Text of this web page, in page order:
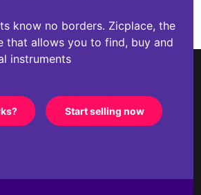
know no borders. Zicplace, the
that allows you to find, buy and
instruments
Start selling now